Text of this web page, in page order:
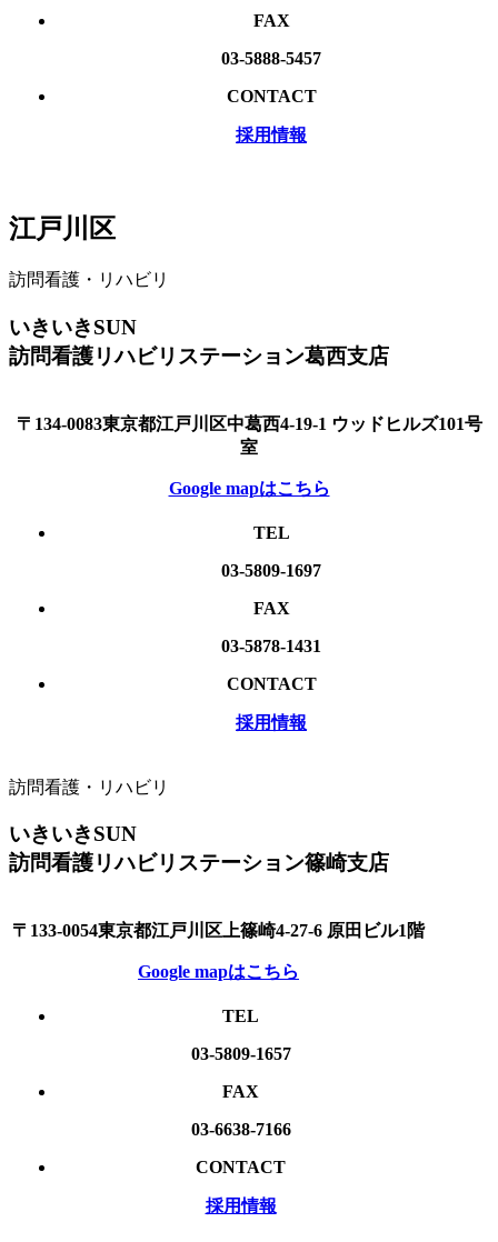
FAX
03-5888-5457
CONTACT
採用情報
江戸川区
訪問看護・リハビリ
いきいきSUN
訪問看護リハビリステーション葛西支店
〒134-0083東京都江戸川区中葛西4-19-1 ウッドヒルズ101号
室
Google mapはこちら
TEL
03-5809-1697
FAX
03-5878-1431
CONTACT
採用情報
訪問看護・リハビリ
いきいきSUN
訪問看護リハビリステーション篠崎支店
〒133-0054東京都江戸川区上篠崎4-27-6 原田ビル1階
Google mapはこちら
TEL
03-5809-1657
FAX
03-6638-7166
CONTACT
採用情報